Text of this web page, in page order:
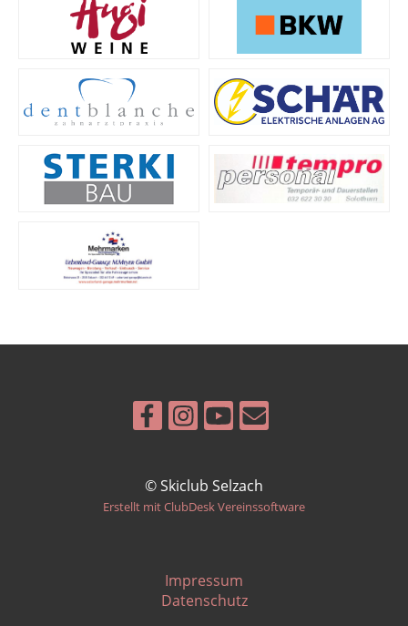
© Skiclub Selzach
Erstellt mit ClubDesk Vereinssoftware
Impressum
Datenschutz